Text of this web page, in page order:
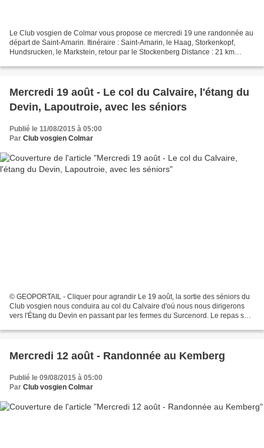
Le Club vosgien de Colmar vous propose ce mercredi 19 une randonnée au
départ de Saint-Amarin. Itinéraire : Saint-Amarin, le Haag, Storkenkopf,
Hundsrucken, le Markstein, retour par le Stockenberg Distance : 21 km
Mercredi 19 août - Le col du Calvaire, l'étang du
Devin, Lapoutroie, avec les séniors
Publié le 11/08/2015 à 05:00
Par Club vosgien Colmar
© GEOPORTAIL - Cliquer pour agrandir Le 19 août, la sortie des séniors du
Club vosgien nous conduira au col du Calvaire d'où nous nous dirigerons
vers l'Étang du Devin en passant par les fermes du Surcenord. Le repas sera
Mercredi 12 août - Randonnée au Kemberg
Publié le 09/08/2015 à 05:00
Par Club vosgien Colmar